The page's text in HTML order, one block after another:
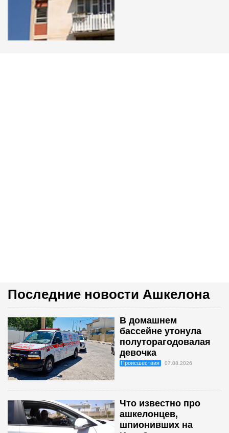
Последние новости Ашкелона
В домашнем
бассейне утонула
полуторагодовалая
девочка
Происшествия 07.08.2026
Что известно про
ашкелонцев,
шпионивших на